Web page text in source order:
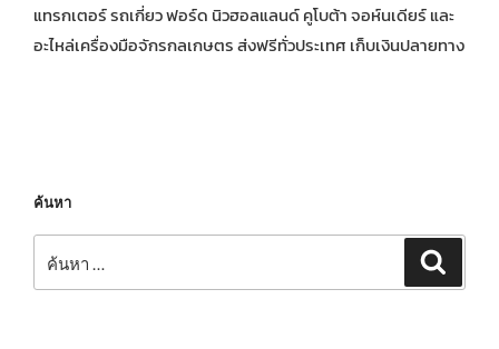
แทรกเตอร์ รถเกี่ยว ฟอร์ด นิวฮอลแลนด์ คูโบต้า จอห์นเดียร์ และ
อะไหล่เครื่องมือจักรกลเกษตร ส่งฟรีทั่วประเทศ เก็บเงินปลายทาง
ค้นหา